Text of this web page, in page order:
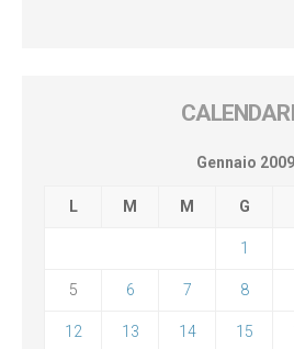
Gennaio 2009
L M M G
1
5 6 7 8
12 13 14 15